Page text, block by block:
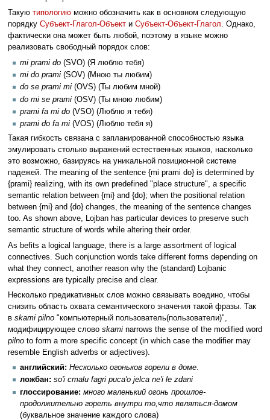
Такую типологиюможно обозначить как в основном следующую
порядку Субъект-Глагол-Объекти Субъект-Объект-Глагол. Однако,
фактически она может быть любой, поэтому в языке можно
реализовать свободный порядок слов:
mi prami do (SVO) (Я люблю тебя)
mi do prami (SOV) (Мною ты любим)
do se prami mi (OVS) (Ты любим мной)
do mi se prami (OSV) (Ты мною любим)
prami fa mi do (VSO) (Люблю я тебя)
prami do fa mi (VOS) (Люблю тебя я)
Такая гибкость связана с запланированной способностью языка
эмулировать столько выражений естественных языков, насколько
это возможно, базируясь на уникальной позиционной системе
падежей. The meaning of the sentence {mi prami do} is determined by
{prami} realizing, with its own predefined "place structure", a specific
semantic relation between {mi} and {do}; when the positional relation
between {mi} and {do} changes, the meaning of the sentence changes
too. As shown above, Lojban has particular devices to preserve such
semantic structure of words while altering their order.
As befits a logical language, there is a large assortment of logical
connectives. Such conjunction words take different forms depending on
what they connect, another reason why the (standard) Lojbanic
expressions are typically precise and clear.
Несколько предикативных слов можно связывать воедино, чтобы
снизить область охвата семантического значения такой фразы. Так
в skami pilno"компьютерный пользователь(пользователи)",
модифицирующее слово skaminarrows the sense of the modified word
pilnoto form a more specific concept (in which case the modifier may
resemble English adverbs or adjectives).
английский: Несколько огоньков горели в доме.
ложбан: so'i cmalu fagri puca'o jelca ne'i le zdani
глоссирование: много маленький огонь прошлое-
продолжительно гореть внутри то,что являться-домом
(буквальное значение каждого слова)